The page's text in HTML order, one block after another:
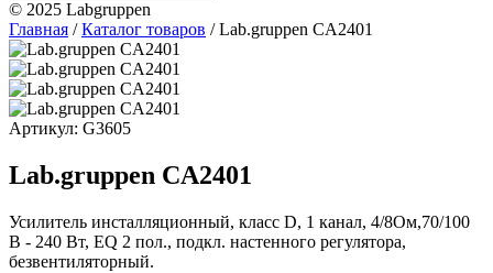
© 2025 Labgruppen
Главная / Каталог товаров / Lab.gruppen CA2401
Артикул: G3605
Lab.gruppen CA2401
Усилитель инсталляционный, класс D, 1 канал, 4/8Ом,70/100
B - 240 Вт, EQ 2 пол., подкл. настенного регулятора,
безвентиляторный.